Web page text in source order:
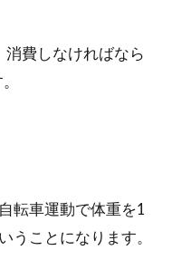
ね。王滝に参加したいけれ
、スイムトレーニングする
費しなければなら
転車運動で体重を1
うことになります。